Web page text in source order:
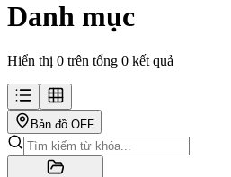
Danh mục
Hiển thị 0 trên tổng 0 kết quả
Bản đồ OFF